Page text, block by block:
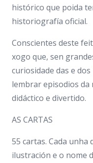
histórico que poida
historiografía oficial.
Conscientes deste
xogo que, sen
curiosidade das e
lembrar episodios
didáctico e divertido.
AS CARTAS
55 cartas. Cada unha
ilustración e o nome